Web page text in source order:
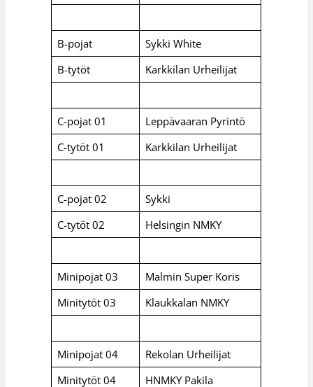
B-pojat
Sykki White
B-tytöt
Karkkilan Urheilijat
C-pojat 01
Leppävaaran Pyrintö
C-tytöt 01
Karkkilan Urheilijat
C-pojat 02
Sykki
C-tytöt 02
Helsingin NMKY
Minipojat 03
Malmin Super Koris
Minitytöt 03
Klaukkalan NMKY
Minipojat 04
Rekolan Urheilijat
Minitytöt 04
HNMKY Pakila